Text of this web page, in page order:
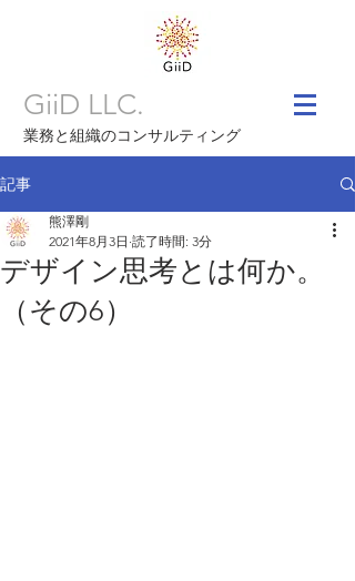
GiiD LLC.
業務と組織のコンサルティング
記事
デザイン思考とは何か。
（その6）
熊澤剛
2021年8月3日 読了時間: 3分